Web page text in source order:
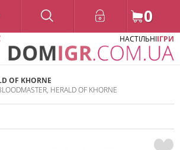
0
НАСТІЛЬНІІГРИ
OF KHORNE
HERALD OF KHORNE